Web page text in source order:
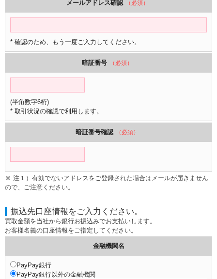
メールアドレス確認 （必須）
* 確認のため、もう一度ご入力してください。
暗証番号 （必須）
(半角数字6桁)
* 取引状況の確認で利用します。
暗証番号確認 （必須）
※ 注１）有効でないアドレスをご登録された場合はメールが届きません
ので、ご注意ください。
振込先口座情報をご入力ください。
買取金額を当社から銀行お振込みでお支払いします。
お客様名義の口座情報をご指定してください。
金融機関名
PayPay銀行
PayPay銀行以外の金融機関